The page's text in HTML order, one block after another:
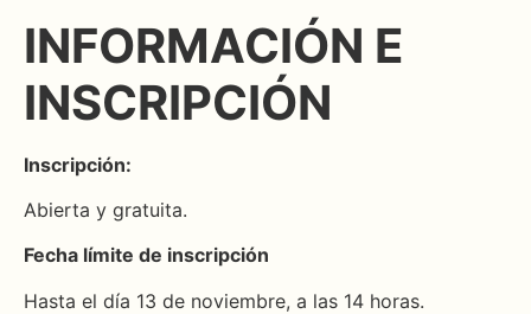
INFORMACIÓN E
INSCRIPCIÓN
Inscripción:
Abierta y gratuita.
Fecha límite de inscripción
Hasta el día 13 de noviembre, a las 14 horas.